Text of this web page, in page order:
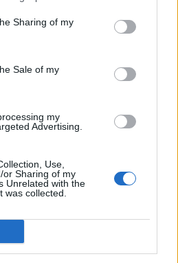
Sharing of my
Sale of my
my
Advertising.
Use,
or Sharing of my
Unrelated with the
was collected.
Cannes al teatro anthéa,
al fondo dell’articolo.